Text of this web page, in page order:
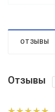
ОТЗЫВЫ
Отзывы